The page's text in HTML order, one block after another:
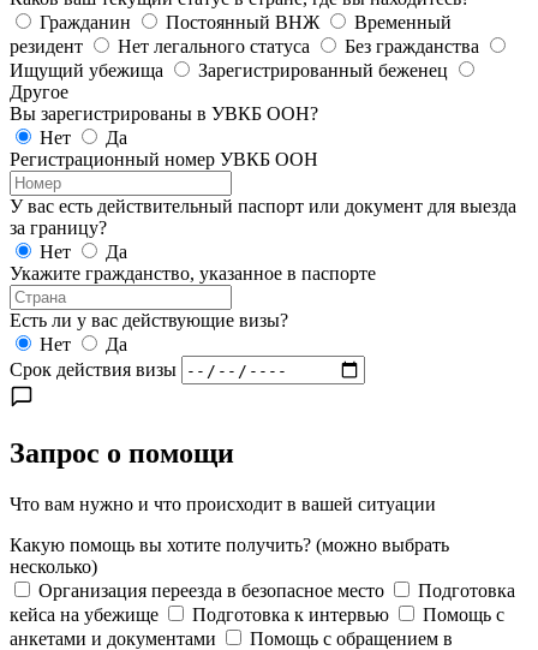
Гражданин
Постоянный ВНЖ
Временный
резидент
Нет легального статуса
Без гражданства
Ищущий убежища
Зарегистрированный беженец
Другое
Вы зарегистрированы в УВКБ ООН?
Нет
Да
Регистрационный номер УВКБ ООН
У вас есть действительный паспорт или документ для выезда
за границу?
Нет
Да
Укажите гражданство, указанное в паспорте
Есть ли у вас действующие визы?
Нет
Да
Срок действия визы
Запрос о помощи
Что вам нужно и что происходит в вашей ситуации
Какую помощь вы хотите получить? (можно выбрать
несколько)
Организация переезда в безопасное место
Подготовка
кейса на убежище
Подготовка к интервью
Помощь с
анкетами и документами
Помощь с обращением в